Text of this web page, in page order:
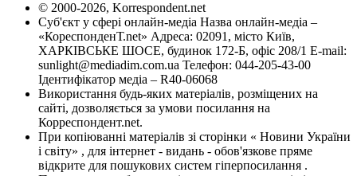
© 2000-2026, Korrespondent.net
Суб'єкт у сфері онлайн-медіа Назва онлайн-медіа –
«КореспонденТ.net» Адреса: 02091, місто Київ,
ХАРКІВСЬКЕ ШОСЕ, будинок 172-Б, офіс 208/1 E-mail:
sunlight@mediadim.com.ua Телефон: 044-205-43-00
Ідентифікатор медіа – R40-06068
Використання будь-яких матеріалів, розміщених на
сайті, дозволяється за умови посилання на
Корреспондент.net.
При копіюванні матеріалів зі сторінки « Новини України
і світу» , для інтернет - видань - обов'язкове пряме
відкрите для пошукових систем гіперпосилання .